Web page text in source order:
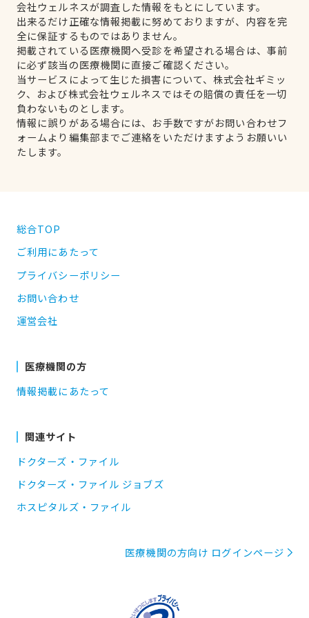
会社ウェルネスが調査した情報をもとにしています。
出来るだけ正確な情報掲載に努めておりますが、内容を完
全に保証するものではありません。
掲載されている医療機関へ受診を希望される場合は、事前
に必ず該当の医療機関に直接ご確認ください。
当サービスによって生じた損害について、株式会社ギミッ
ク、および株式会社ウェルネスではその賠償の責任を一切
負わないものとします。
情報に誤りがある場合には、お手数ですがお問い合わせフ
ォームより編集部までご連絡をいただけますようお願いい
たします。
総合TOP
ご利用にあたって
プライバシーポリシー
お問い合わせ
運営会社
医療機関の方
情報掲載にあたって
関連サイト
ドクターズ・ファイル
ドクターズ・ファイル ジョブズ
ホスピタルズ・ファイル
医療機関の方向け ログインページ